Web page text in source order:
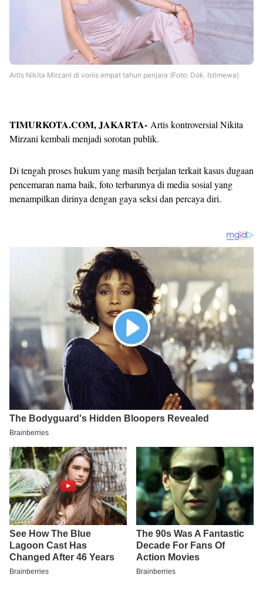
Artis Nikita Mirzani di vonis empat tahun penjara (Foto: Dok. Istimewa)
TIMURKOTA.COM, JAKARTA- Artis kontroversial Nikita
Mirzani kembali menjadi sorotan publik.
Di tengah proses hukum yang masih berjalan terkait kasus dugaan
pencemaran nama baik, foto terbarunya di media sosial yang
menampilkan dirinya dengan gaya seksi dan percaya diri.